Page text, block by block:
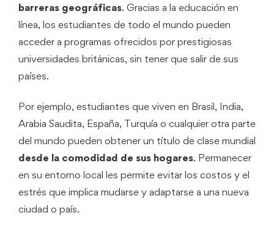
barreras geográficas. Gracias a la educación en
línea, los estudiantes de todo el mundo pueden
acceder a programas ofrecidos por prestigiosas
universidades británicas, sin tener que salir de sus
países.
Por ejemplo, estudiantes que viven en Brasil, India,
Arabia Saudita, España, Turquía o cualquier otra parte
del mundo pueden obtener un título de clase mundial
desde la comodidad de sus hogares. Permanecer
en su entorno local les permite evitar los costos y el
estrés que implica mudarse y adaptarse a una nueva
ciudad o país.